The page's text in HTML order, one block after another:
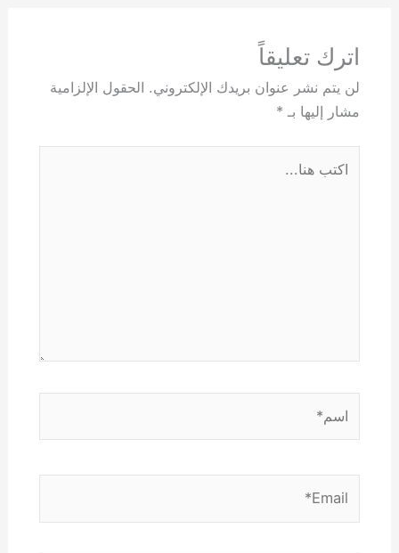
اترك تعليقاً
لن يتم نشر عنوان بريدك الإلكتروني. الحقول الإلزامية
مشار إليها بـ *
هنا...